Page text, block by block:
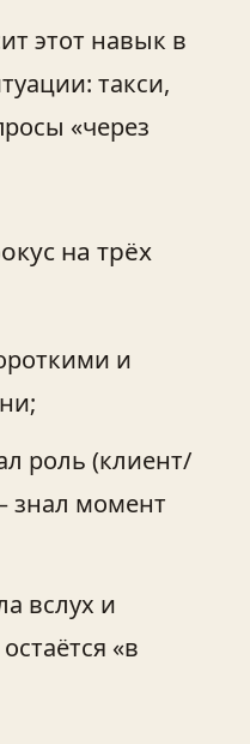
этот навык в
такси,
«через
на трёх
и
роль (клиент/
знал момент
вслух и
«в